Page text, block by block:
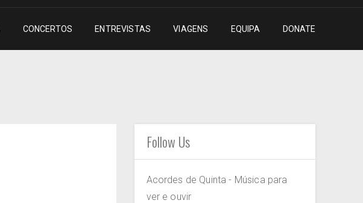
CONCERTOS ENTREVISTAS VIAGENS EQUIPA DONATE
Follow Us
Acordes de Quinta - Música para
ver e ouvir